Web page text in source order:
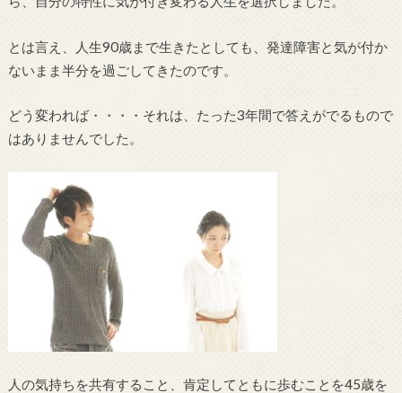
とは言え、人生90歳まで生きたとしても、発達障害と気が付か
ないまま半分を過ごしてきたのです。
どう変われば・・・・それは、たった3年間で答えがでるもので
はありませんでした。
人の気持ちを共有すること、肯定してともに歩むことを45歳を